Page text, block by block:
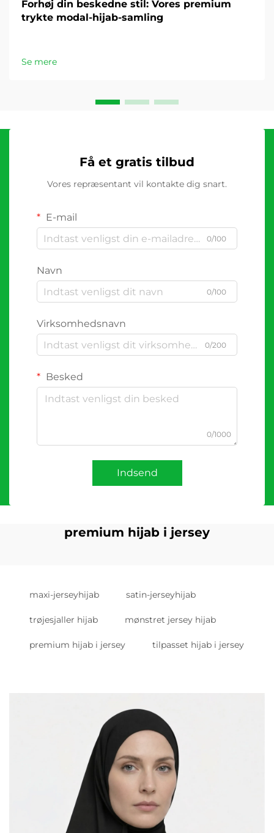
Forhøj din beskedne stil: Vores premium
trykte modal-hijab-samling
Se mere
Få et gratis tilbud
Vores repræsentant vil kontakte dig snart.
E-mail
0/100
Navn
0/100
Virksomhedsnavn
0/200
Besked
0/1000
Indsend
premium hijab i jersey
maxi-jerseyhijab satin-jerseyhijab
trøjesjaller hijab mønstret jersey hijab
premium hijab i jersey tilpasset hijab i jersey